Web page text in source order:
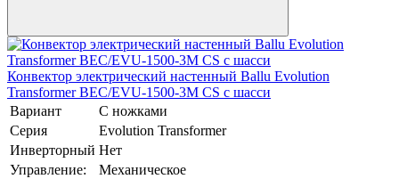
Конвектор электрический настенный Ballu Evolution
Transformer BEC/EVU-1500-3M CS с шасси
Вариант
С ножками
Серия
Evolution Transformer
Инверторный Нет
Управление:
Механическое